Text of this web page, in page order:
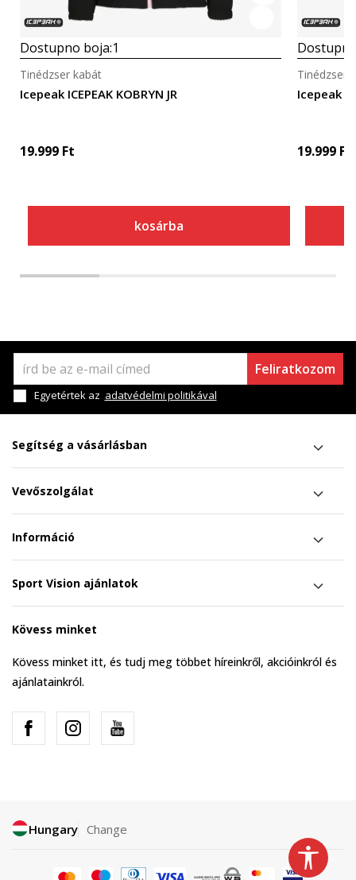
Dostupno boja:1
Icepeak ICEPEAK KOBRYN JR
Tinédzser kabát
19.999 Ft
kosárba
Icepeak
Tinédzser
19.999 Ft
Feliratkozom
Egyetértek az adatvédelmi politikával
Segítség a vásárlásban
Vevőszolgálat
Információ
Sport Vision ajánlatok
Kövess minket
Kövess minket itt, és tudj meg többet híreinkről, akcióinkról és
ajánlatainkról.
Hungary Change